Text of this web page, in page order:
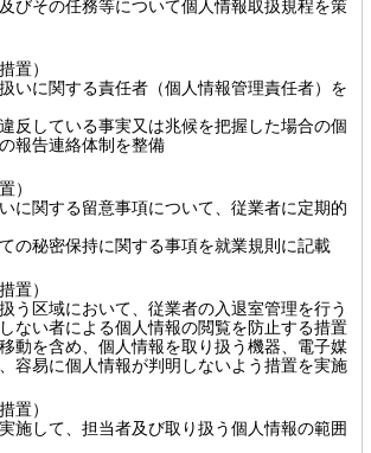
びその任務等について個人情報取扱規程を策
置）
いに関する責任者（個人情報管理責任者）を
反している事実又は兆候を把握した場合の個
報告連絡体制を整備
）
に関する留意事項について、従業者に定期的
の秘密保持に関する事項を就業規則に記載
置）
う区域において、従業者の入退室管理を行う
ない者による個人情報の閲覧を防止する措置
動を含め、個人情報を取り扱う機器、電子媒
容易に個人情報が判明しないよう措置を実施
置）
施して、担当者及び取り扱う個人情報の範囲